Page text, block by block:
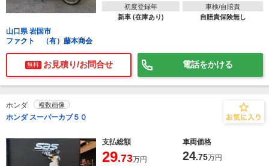
初度登録年
新車 (在庫あり)
車検/自賠責
自賠責保険無し
山口県 岩国市
ファクト （有）藤本商会
無料 お見積り/お問合せ 電話をかける
ホンダ 複数画像
ホンダ スーパーカブ５０
支払総額 車両価格
29.73万円 24.75万円